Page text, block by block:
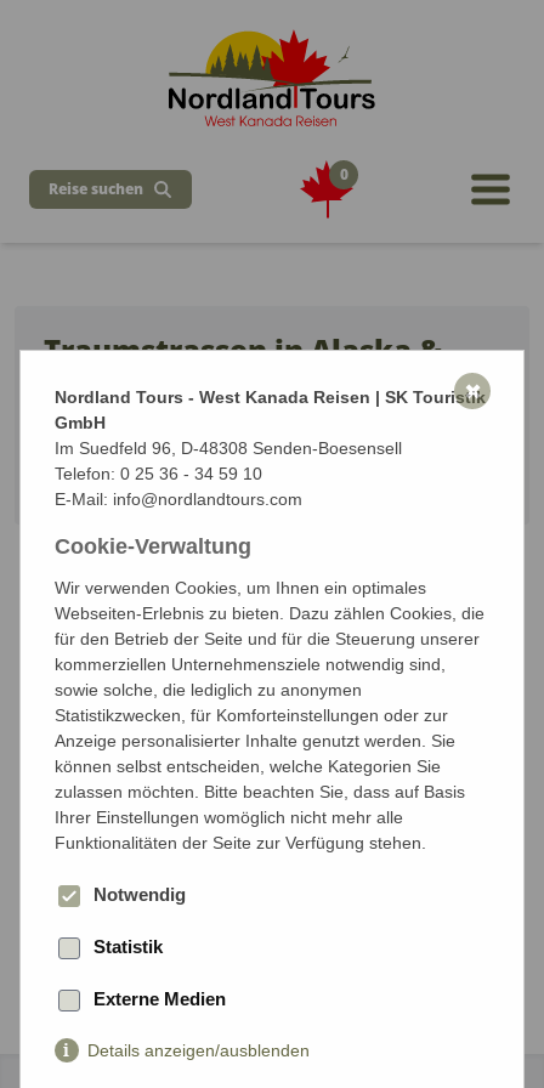
Reise suchen
0
Traumstrassen in Alaska &
Yukon
16 Tage ab Anchorage / bis Whitehorse
Vom 27.06.2026 bis zum 12.07.2026 (16 Tage)
Start: Anchorage - Alaska | Ziel: Whitehorse
Anzahl der Reisenden
Mit wieviel Personen möchten Sie reisen?
Anzahl Erwachsene*
Anzahl Kinder unter 18 Jahren*
Nordland Tours - West Kanada Reisen | SK Touristik
GmbH
Im Suedfeld 96, D-48308 Senden-Boesensell
Telefon: 0 25 36 - 34 59 10
E-Mail: info@nordlandtours.com
Cookie-Verwaltung
Wir verwenden Cookies, um Ihnen ein optimales
Webseiten-Erlebnis zu bieten. Dazu zählen Cookies, die
für den Betrieb der Seite und für die Steuerung unserer
kommerziellen Unternehmensziele notwendig sind,
sowie solche, die lediglich zu anonymen
Statistikzwecken, für Komforteinstellungen oder zur
Anzeige personalisierter Inhalte genutzt werden. Sie
können selbst entscheiden, welche Kategorien Sie
zulassen möchten. Bitte beachten Sie, dass auf Basis
Ihrer Einstellungen womöglich nicht mehr alle
Funktionalitäten der Seite zur Verfügung stehen.
Notwendig
Statistik
Externe Medien
Details anzeigen/ausblenden
✖